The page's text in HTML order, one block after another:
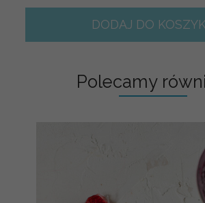
DODAJ DO
Polecamy